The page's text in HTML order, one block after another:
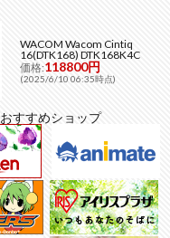
WACOM Wacom Cintiq
16(DTK168) DTK168K4C
価格:118800円
(2025/6/10 06:35時点)
おすすめショップ